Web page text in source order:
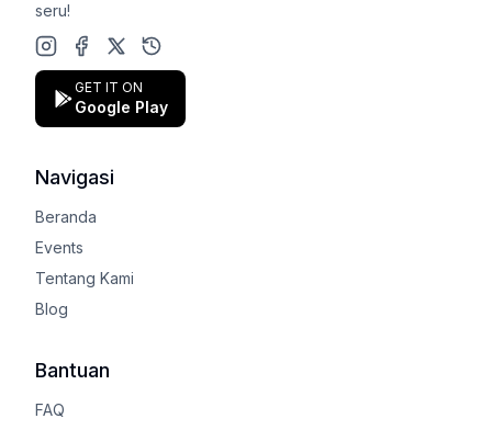
seru!
Instagram
Facebook
X (Twitter)
Google Play Store
GET IT ON
Google Play
Navigasi
Beranda
Events
Tentang Kami
Blog
Bantuan
FAQ